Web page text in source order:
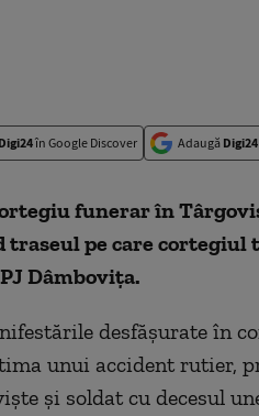
Digi24în Google Discover Adaugă Digi24
funerar în
pe care cortegiul
Dâmboviţa.
desfăşurate în
unui accident rutier,
şi soldat cu decesul